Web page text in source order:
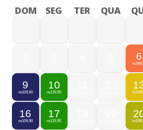
DOM SEG TER QUA
6
R$
9
R$109,90
10
R$129,90 R$
16
R$109,90
17
R$129,90 R$